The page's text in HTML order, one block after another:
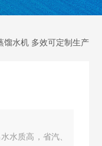
馏水机 多效可定制生产
水质高，省汽、